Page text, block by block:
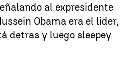
al expresidente
Obama era el lider,
detras y luego sleepey